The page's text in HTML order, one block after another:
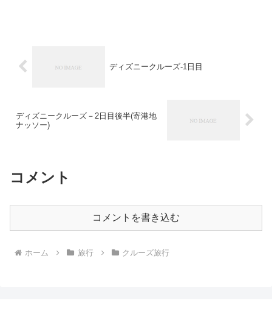
ディズニークルーズ-1日目
ディズニークルーズ－2日目後半(寄港地
ナッソー)
コメント
コメントを書き込む
ホーム 旅行 クルーズ旅行